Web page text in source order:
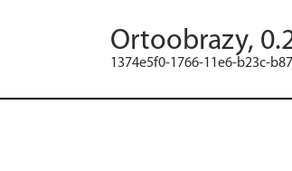
Ortoobrazy,
1374e5f0-1766-11e6-b23c-